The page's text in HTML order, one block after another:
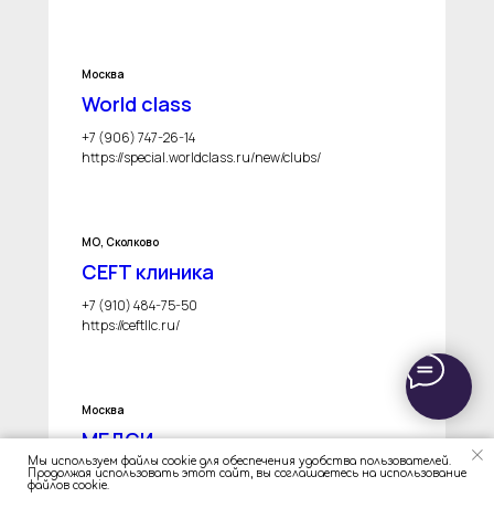
Москва
World class
+7 (906) 747-26-14
https://special.worldclass.ru/new/clubs/
МО, Сколково
CEFT клиника
+7 (910) 484-75-50
https://ceftllc.ru/
Москва
МЕДСИ
7 (495) 7-800-500
https://medsi.ru/beauty/
Мы используем файлы cookie для обеспечения удобства пользователей.
Продолжая использовать этот сайт, вы соглашаетесь на использование
файлов cookie.